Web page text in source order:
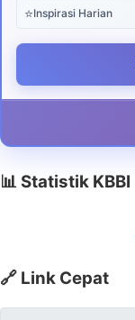
⭐Inspirasi Harian
📊 Statistik KBBI
🔗 Link Cepat